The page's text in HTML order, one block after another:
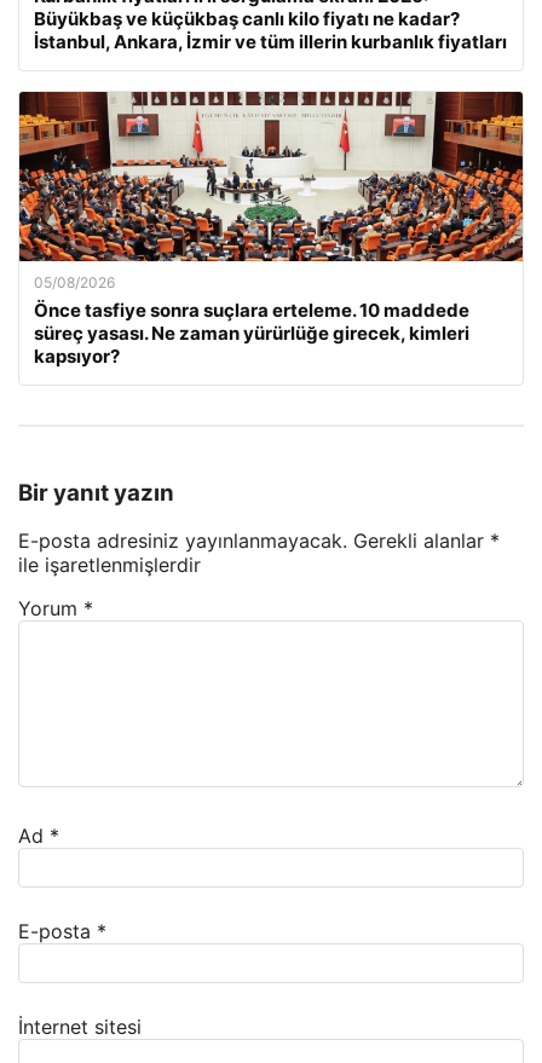
Büyükbaş ve küçükbaş canlı kilo fiyatı ne kadar?
İstanbul, Ankara, İzmir ve tüm illerin kurbanlık fiyatları
05/08/2026
Önce tasfiye sonra suçlara erteleme. 10 maddede
süreç yasası. Ne zaman yürürlüğe girecek, kimleri
kapsıyor?
Bir yanıt yazın
E-posta adresiniz yayınlanmayacak. Gerekli alanlar *
ile işaretlenmişlerdir
Yorum *
Ad *
E-posta *
İnternet sitesi